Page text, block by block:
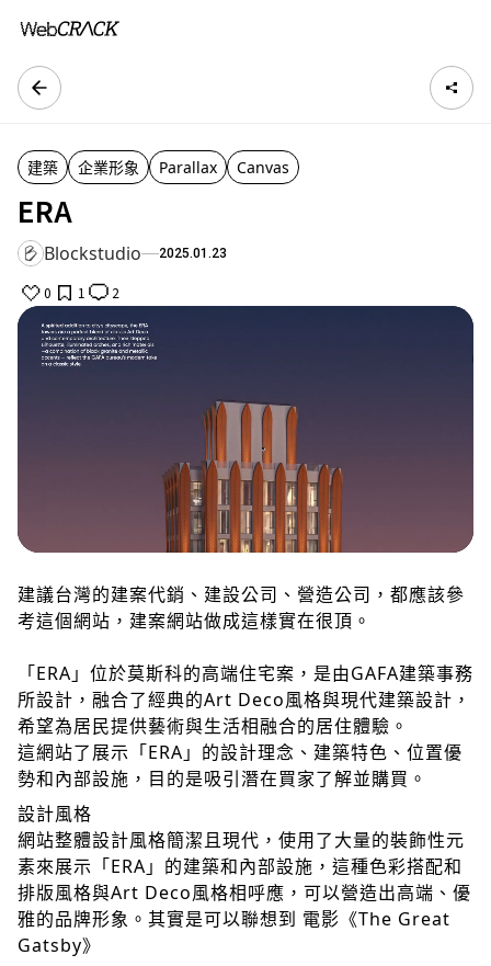
建築 企業形象 Parallax Canvas
ERA
Blockstudio 2025.01.23
0 1 2
建議台灣的建案代銷、建設公司、營造公司，都應該參
考這個網站，建案網站做成這樣實在很頂。
「ERA」位於莫斯科的高端住宅案，是由GAFA建築事務
所設計，融合了經典的Art Deco風格與現代建築設計，
希望為居民提供藝術與生活相融合的居住體驗。
這網站了展示「ERA」的設計理念、建築特色、位置優
勢和內部設施，目的是吸引潛在買家了解並購買。
設計風格
網站整體設計風格簡潔且現代，使用了大量的裝飾性元
素來展示「ERA」的建築和內部設施，這種色彩搭配和
排版風格與Art Deco風格相呼應，可以營造出高端、優
雅的品牌形象。其實是可以聯想到 電影《The Great
Gatsby》